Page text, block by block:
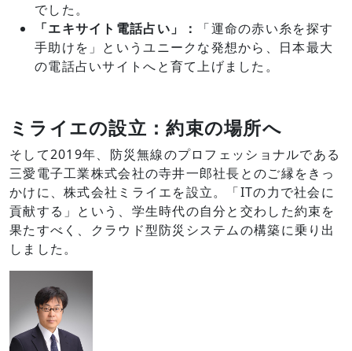
でした。
「エキサイト電話占い」：
「運命の赤い糸を探す
手助けを」というユニークな発想から、日本最大
の電話占いサイトへと育て上げました。
ミライエの設立：約束の場所へ
そして2019年、防災無線のプロフェッショナルである
三愛電子工業株式会社の寺井一郎社長とのご縁をきっ
かけに、株式会社ミライエを設立。「ITの力で社会に
貢献する」という、学生時代の自分と交わした約束を
果たすべく、クラウド型防災システムの構築に乗り出
しました。